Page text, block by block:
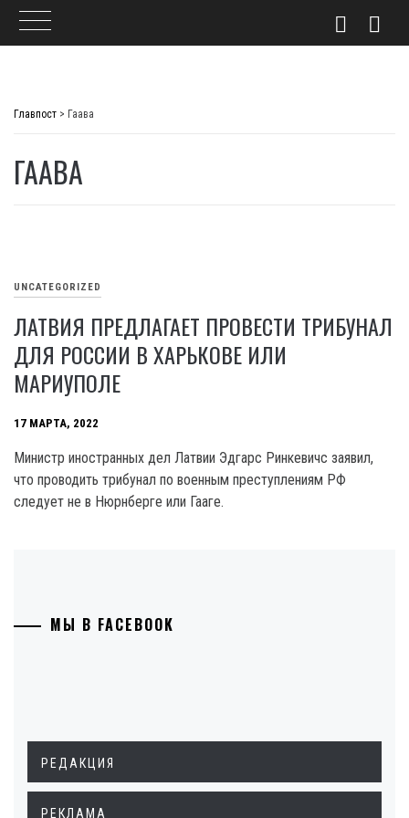
Главпост > Гаава
ГААВА
UNCATEGORIZED
ЛАТВИЯ ПРЕДЛАГАЕТ ПРОВЕСТИ ТРИБУНАЛ
ДЛЯ РОССИИ В ХАРЬКОВЕ ИЛИ
МАРИУПОЛЕ
17 МАРТА, 2022
Министр иностранных дел Латвии Эдгарс Ринкевичс заявил,
что проводить трибунал по военным преступлениям РФ
следует не в Нюрнберге или Гааге.
МЫ В FACEBOOK
РЕДАКЦИЯ
РЕКЛАМА